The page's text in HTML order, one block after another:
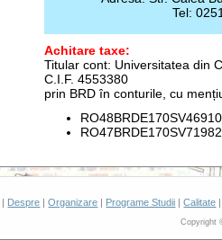
Tel:
Achitare taxe:
Titular cont: Universitatea din
C.I.F. 4553380
prin BRD în conturile, cu
| Despre |Organizare | Programe Studii |Calitate
Copyright